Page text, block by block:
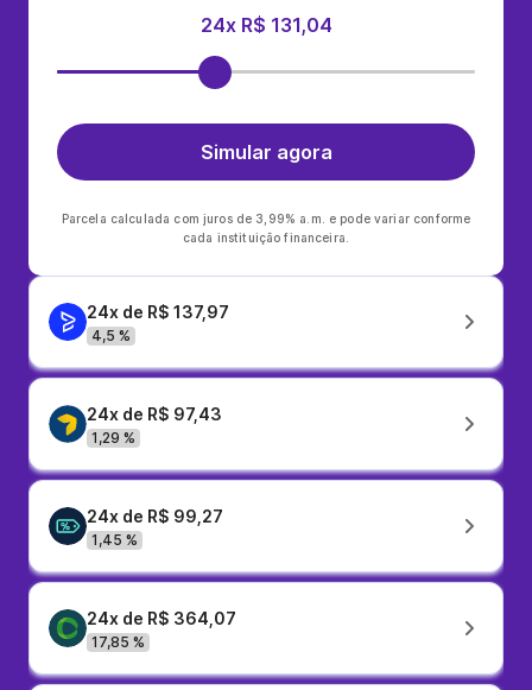
24x R$ 131,04
Simular agora
Parcela calculada com juros de 3,99% a.m. e pode variar conforme
cada instituição financeira.
24x de R$ 137,97
4,5 %
24x de R$ 97,43
1,29 %
24x de R$ 99,27
1,45 %
24x de R$ 364,07
17,85 %